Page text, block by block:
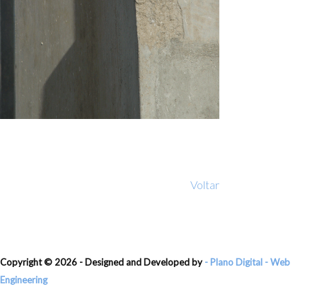
Voltar
Copyright © 2026 - Designed and Developed by - Plano Digital - Web
Engineering